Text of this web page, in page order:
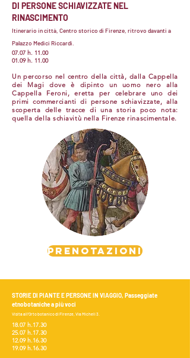
DI PERSONE SCHIAVIZZATE NEL
RINASCIMENTO
Itinerario in città, Centro storico di Firenze, ritrovo davanti a
Palazzo Medici Riccardi.
07.07 h. 11.00
01.09 h. 11.00
Un percorso nel centro della città, dalla Cappella
dei Magi dove è dipinto un uomo nero alla
Cappella Feroni, eretta per celebrare uno dei
primi commercianti di persone schiavizzate, alla
scoperta delle tracce di una storia poco nota:
quella della schiavitù nella Firenze rinascimentale.
PRENOTAZIONI
STORIE DI PIANTE E PERSONE IN VIAGGIO, Passeggiate
etnobotaniche a più voci
Visita all’Orto botanico di Firenze, Via Micheli 3.
18.07 h.17.30
25.07 h.17.30
12.09 h.16.30
19.09 h.16.30